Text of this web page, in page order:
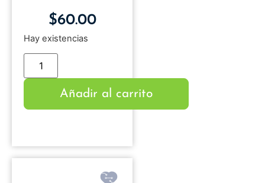
$60.00
Hay existencias
Añadir al carrito